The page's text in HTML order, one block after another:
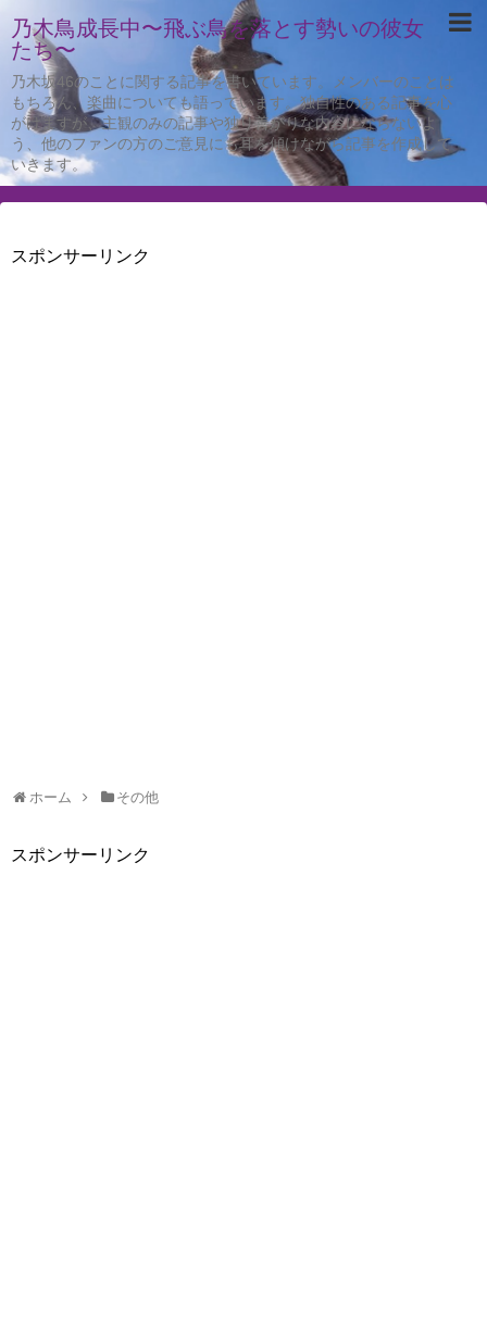
乃木鳥成長中〜飛ぶ鳥を落とす勢いの彼女
たち〜
乃木坂46のことに関する記事を書いています。メンバーのことは
もちろん、楽曲についても語っています。独自性のある記事を心
がけますが、主観のみの記事や独り善がりな内容にならないよ
う、他のファンの方のご意見にも耳を傾けながら記事を作成して
いきます。
スポンサーリンク
ホーム その他
スポンサーリンク